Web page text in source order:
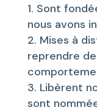
Sont
nous avons
Mises à
reprendre
Libèrent
sont